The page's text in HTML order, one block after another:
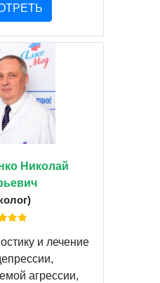
Николай
и лечение
агрессии,